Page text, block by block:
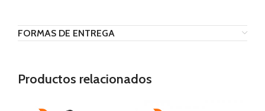
FORMAS DE ENTREGA
Productos relacionados